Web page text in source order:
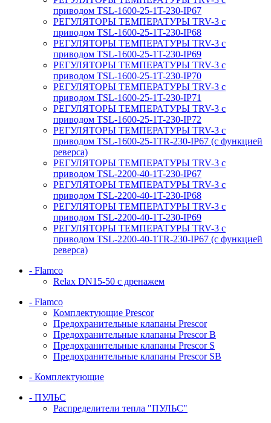
приводом TSL-1600-25-1T-230-IP67
РЕГУЛЯТОРЫ ТЕМПЕРАТУРЫ TRV-3 с
приводом TSL-1600-25-1T-230-IP68
РЕГУЛЯТОРЫ ТЕМПЕРАТУРЫ TRV-3 с
приводом TSL-1600-25-1T-230-IP69
РЕГУЛЯТОРЫ ТЕМПЕРАТУРЫ TRV-3 с
приводом TSL-1600-25-1T-230-IP70
РЕГУЛЯТОРЫ ТЕМПЕРАТУРЫ TRV-3 с
приводом TSL-1600-25-1T-230-IP71
РЕГУЛЯТОРЫ ТЕМПЕРАТУРЫ TRV-3 с
приводом TSL-1600-25-1T-230-IP72
РЕГУЛЯТОРЫ ТЕМПЕРАТУРЫ TRV-3 с
приводом TSL-1600-25-1TR-230-IP67 (с функцией
реверса)
РЕГУЛЯТОРЫ ТЕМПЕРАТУРЫ TRV-3 с
приводом TSL-2200-40-1T-230-IP67
РЕГУЛЯТОРЫ ТЕМПЕРАТУРЫ TRV-3 с
приводом TSL-2200-40-1T-230-IP68
РЕГУЛЯТОРЫ ТЕМПЕРАТУРЫ TRV-3 с
приводом TSL-2200-40-1T-230-IP69
РЕГУЛЯТОРЫ ТЕМПЕРАТУРЫ TRV-3 с
приводом TSL-2200-40-1TR-230-IP67 (с функцией
реверса)
- Flamco
Relax DN15-50 с дренажем
- Flamco
Комплектующие Prescor
Предохранительные клапаны Prescor
Предохранительные клапаны Prescor B
Предохранительные клапаны Prescor S
Предохранительные клапаны Prescor SB
- Комплектующие
- ПУЛЬС
Распределители тепла "ПУЛЬС"